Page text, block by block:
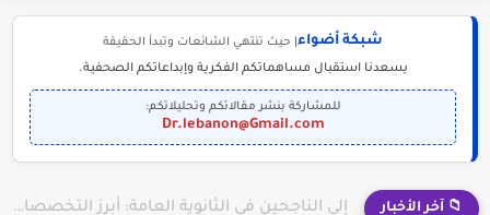
شبكة أضواء | حيث تنتهي الشائعات وتبدأ الحقيقة
يسعدنا استقبال مساهماتكم الفكرية وإبداعاتكم الصحفية.
للمشاركة بنشر مقالاتكم وتحليلاتكم:
Dr.lebanon@Gmail.com
📁 آخر الأخبار إلى الناجحين في الثانوية العامة: أبرز التخصصات المطلوبة للمستقبل (2030-2050)